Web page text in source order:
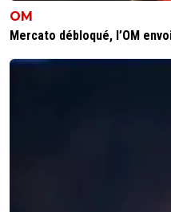
OM
Mercato débloqué, l’OM